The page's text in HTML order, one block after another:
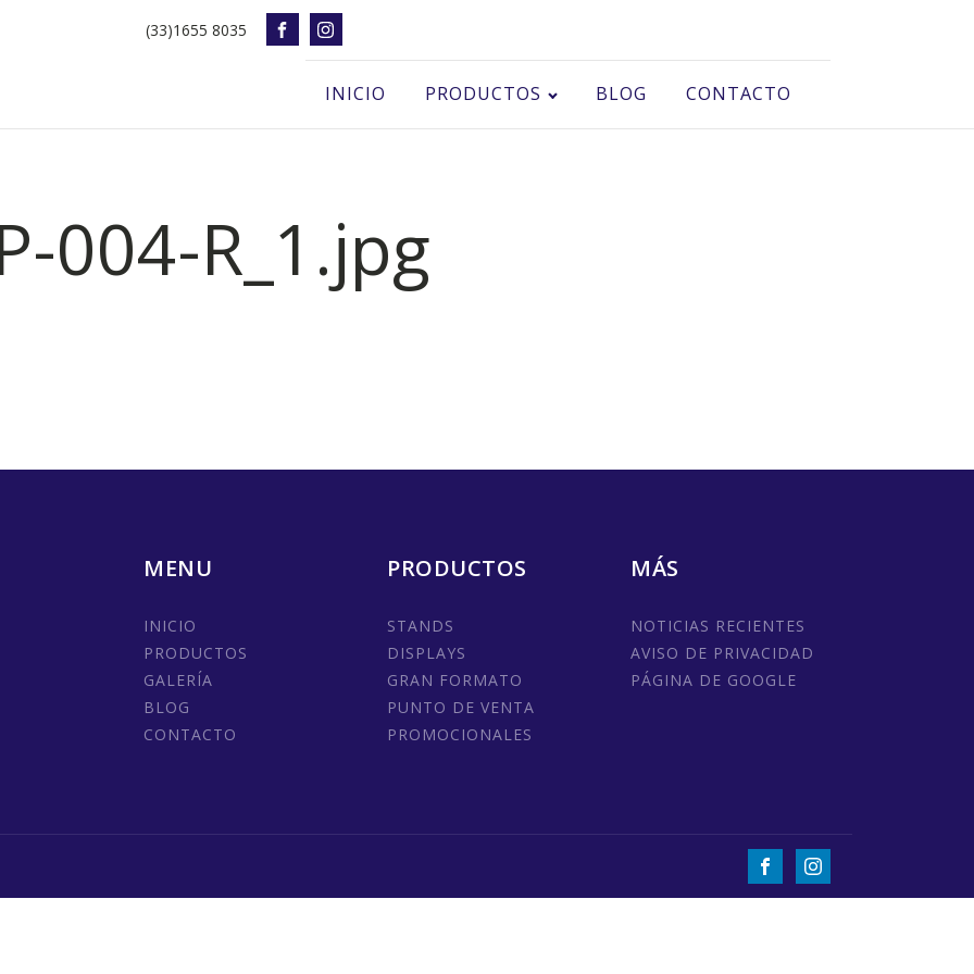
(33)1655 8035
INICIO PRODUCTOS BLOG CONTACTO
004-R_1.jpg
MENU
INICIO
PRODUCTOS
GALERÍA
BLOG
CONTACTO
PRODUCTOS
STANDS
DISPLAYS
GRAN FORMATO
PUNTO DE VENTA
PROMOCIONALES
MÁS
NOTICIAS RECIENTES
AVISO DE PRIVACIDAD
PÁGINA DE GOOGLE